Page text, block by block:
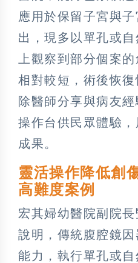
應用於保留子宮與
出，現多以單孔或
上觀察到部分個案
相對較短，術後恢
除醫師分享與病友
操作台供民眾體驗
成果。
靈活操作降低創
高難度案例
宏其婦幼醫院副院
說明，傳統腹腔鏡
能力，執行單孔或